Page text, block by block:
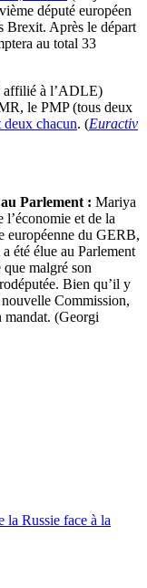
député européen
Brexit. Après le départ
au total 33
affilié à l’ADLE)
le PMP (tous deux
chacun. (Euractiv
Parlement : Mariya
l’économie et de la
européenne du GERB,
été élue au Parlement
malgré son
Bien qu’il y
nouvelle Commission,
mandat. (Georgi
la Russie face à la